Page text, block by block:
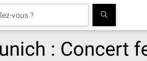
: Concert